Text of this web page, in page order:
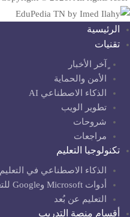
الرئيسية
تقنيات
ٍآخر الأخبار
الأمن والحماية
الذكاء الاصطناعي AI
تطوير الويب
شروحات
مراجعات
تكنولوجيا التعليم
الذكاء الاصطناعي في التعليم
أدوات Microsoft وGoogle للتعليم
التعليم عن بُعد
أقسام منصة التدريب